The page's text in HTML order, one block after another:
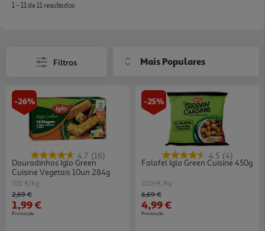
1 - 11 de 11 resultados
Filtros Mais Populares
-26%
4.7 (16)
Douradinhos Iglo Green
Cuisine Vegetais 10un 284g
7.01 €/Kg
Price reduced from
2,69 €to
1,99 €
Promoção
-25%
4.5 (4)
Falafel Iglo Green Cuisine 450g
11.09 €/Kg
Price reduced from
6,69 €to
4,99 €
Promoção